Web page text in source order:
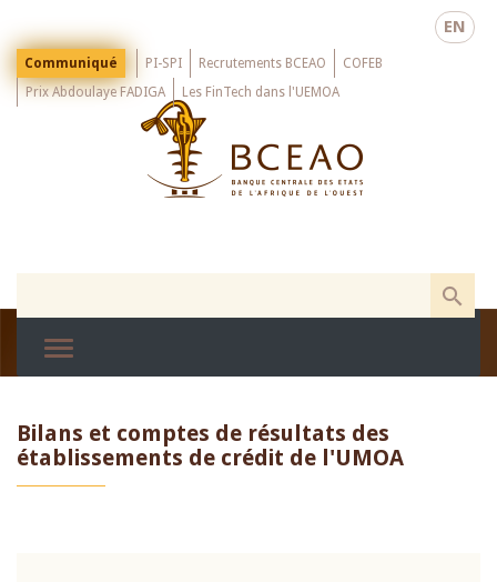
main
EN
Menu
Top
Communiqué PI-SPI Recrutements BCEAO
COFEB
Prix Abdoulaye FADIGA
Les FinTech dans l'UEMOA
Bilans et comptes de résultats des
établissements de crédit de l'UMOA